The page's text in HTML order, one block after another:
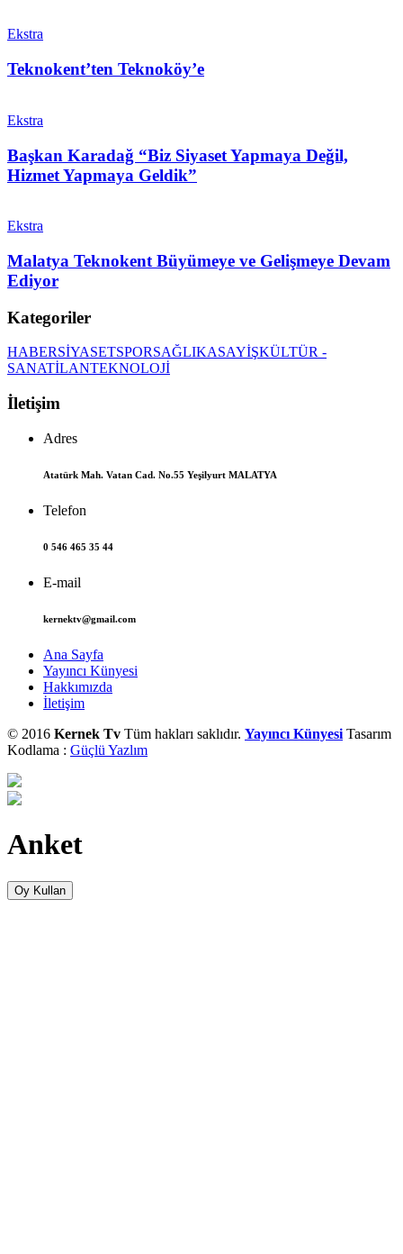
Ekstra
Teknokent’ten Teknoköy’e
Ekstra
Başkan Karadağ “Biz Siyaset Yapmaya Değil,
Hizmet Yapmaya Geldik”
Ekstra
Malatya Teknokent Büyümeye ve Gelişmeye Devam
Ediyor
Kategoriler
HABERSİYASETSPORSAĞLIKASAYİŞKÜLTÜR -
SANATİLANTEKNOLOJİ
İletişim
Adres
Atatürk Mah. Vatan Cad. No.55 Yeşilyurt MALATYA
Telefon
0 546 465 35 44
E-mail
kernektv@gmail.com
Ana Sayfa
Yayıncı Künyesi
Hakkımızda
İletişim
© 2016 Kernek Tv Tüm hakları saklıdır. Yayıncı Künyesi Tasarım
Kodlama : Güçlü Yazlım
Anket